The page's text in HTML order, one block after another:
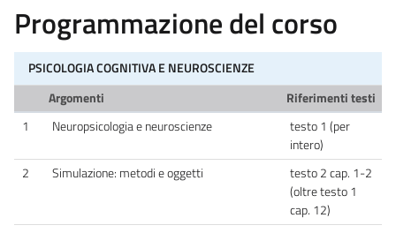
Programmazione del corso
PSICOLOGIA COGNITIVA E NEUROSCIENZE
Argomenti
Riferimenti testi
1
Neuropsicologia e neuroscienze
testo 1 (per
intero)
2
Simulazione: metodi e oggetti
testo 2 cap. 1-2
(oltre testo 1
cap. 12)